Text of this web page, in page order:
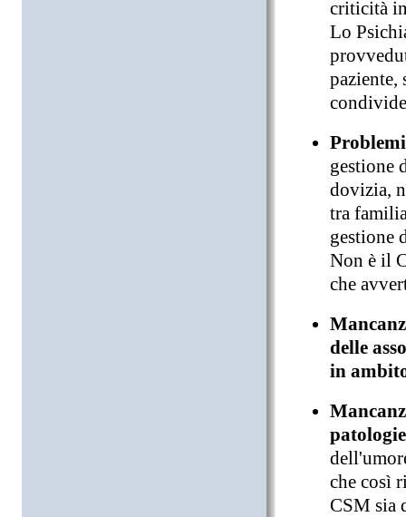
criticità
Lo
paziente,
gestione
dovizia,
tra
gestione
Non è il
che
delle
in
che così
CSM sia